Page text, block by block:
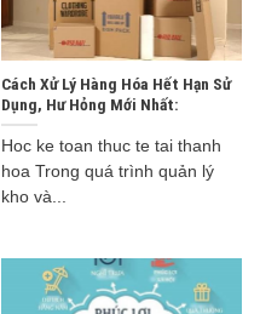
Cách Xử Lý Hàng Hóa Hết Hạn Sử
Dụng, Hư Hỏng Mới Nhất:
Hoc ke toan thuc te tai thanh
hoa Trong quá trình quản lý
kho và...